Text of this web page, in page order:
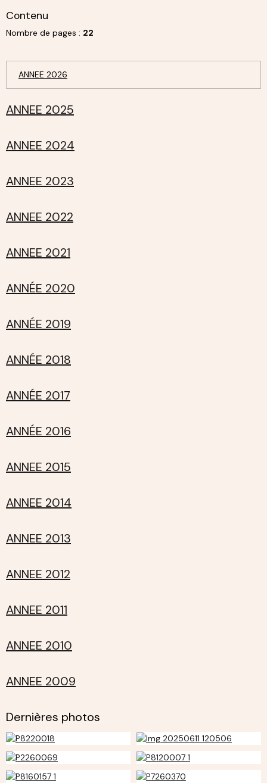
Contenu
Nombre de pages : 22
ANNEE 2026
ANNEE 2025
ANNEE 2024
ANNEE 2023
ANNEE 2022
ANNEE 2021
ANNÉE 2020
ANNÉE 2019
ANNÉE 2018
ANNÉE 2017
ANNÉE 2016
ANNEE 2015
ANNEE 2014
ANNEE 2013
ANNEE 2012
ANNEE 2011
ANNEE 2010
ANNEE 2009
Dernières photos